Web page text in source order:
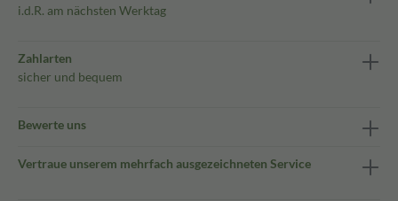
i.d.R. am nächsten Werktag
Zahlarten
sicher und bequem
Bewerte uns
Vertraue unserem mehrfach ausgezeichneten Service